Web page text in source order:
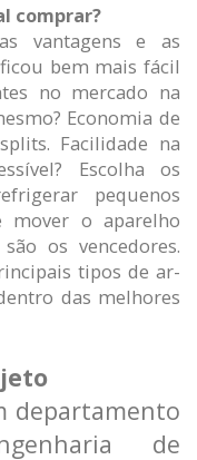
comprar?
vantagens e as
bem mais fácil
no mercado na
Economia de
Facilidade na
Escolha os
pequenos
mover o aparelho
os vencedores.
tipos de ar-
das melhores
departamento
de